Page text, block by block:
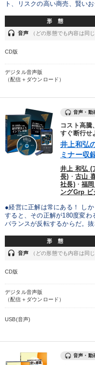
ト、リスクの高い商売、賢い
形 態
headset 音声 （どの形態でも内容は同じ
CD版
デジタル音声版
（配信＋ダウンロード）
音声・動
コスト高
すぐ断行せ
井上和弘
ミナー収
井上 和弘 (
長) ・ 古山
社長)・福
ングGrp ビ
●経営に正解は常にある！ し
すると、その正解が180度変
バランスが反転するからだ。抜
形 態
headset 音声 （どの形態でも内容は同じ
CD版
デジタル音声版
（配信＋ダウンロード）
USB(音声)
音声・動